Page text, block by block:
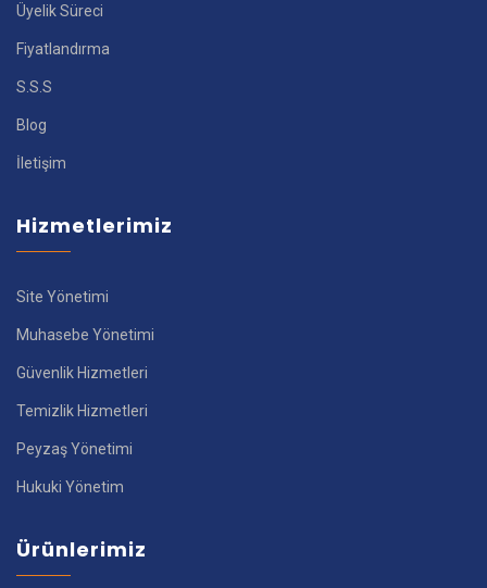
Üyelik Süreci
Fiyatlandırma
S.S.S
Blog
İletişim
Hizmetlerimiz
Site Yönetimi
Muhasebe Yönetimi
Güvenlik Hizmetleri
Temizlik Hizmetleri
Peyzaş Yönetimi
Hukuki Yönetim
Ürünlerimiz